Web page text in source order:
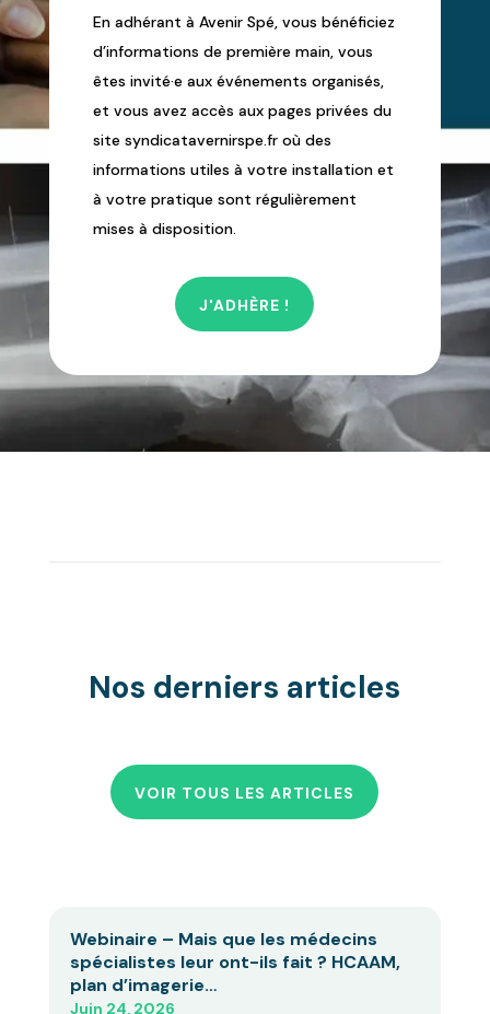
En adhérant à Avenir Spé, vous bénéficiez
d’informations de première main, vous
êtes invité·e aux événements organisés,
et vous avez accès aux pages privées du
site syndicatavernirspe.fr où des
informations utiles à votre installation et
à votre pratique sont régulièrement
mises à disposition.
J'ADHÈRE !
Nos derniers articles
VOIR TOUS LES ARTICLES
Webinaire – Mais que les médecins
spécialistes leur ont-ils fait ? HCAAM,
plan d’imagerie…
Juin 24, 2026